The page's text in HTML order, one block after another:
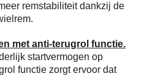
remstabiliteit dankzij de
met anti-terugrol functie.
startvermogen op
functie zorgt ervoor dat